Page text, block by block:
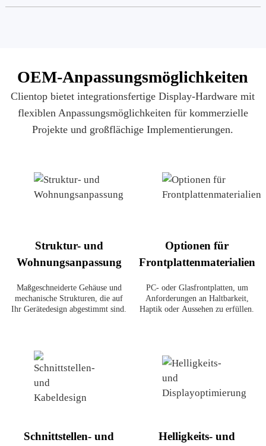
OEM-Anpassungsmöglichkeiten
Clientop bietet integrationsfertige Display-Hardware mit
flexiblen Anpassungsmöglichkeiten für kommerzielle
Projekte und großflächige Implementierungen.
Struktur- und
Wohnungsanpassung
Maßgeschneiderte Gehäuse und
mechanische Strukturen, die auf
Ihr Gerätedesign abgestimmt sind.
Optionen für
Frontplattenmaterialien
PC- oder Glasfrontplatten, um
Anforderungen an Haltbarkeit,
Haptik oder Aussehen zu erfüllen.
Schnittstellen- und
Helligkeits- und